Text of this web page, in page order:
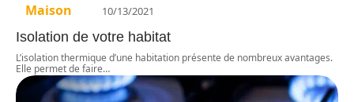
Maison 10/13/2021
Isolation de votre habitat
L’isolation thermique d’une habitation présente de nombreux avantages.
Elle permet de faire…